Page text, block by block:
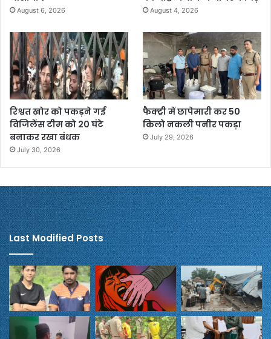
August 6, 2026 August 4, 2026
रिश्वत खोर को पकड़ने गई
विजिलेंस टीम को 20 घंटे
बनाकर रखा बंधक
July 30, 2026
फैक्ट्री में छापेमारी कर 50
किलो नकली पनीर पकड़ा
July 29, 2026
Last Modified Posts